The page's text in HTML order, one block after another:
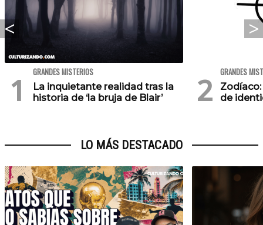
GRANDES MISTERIOS
La inquietante realidad tras la
historia de ‘la bruja de Blair’
GRANDES
de
LO MÁS DESTACADO